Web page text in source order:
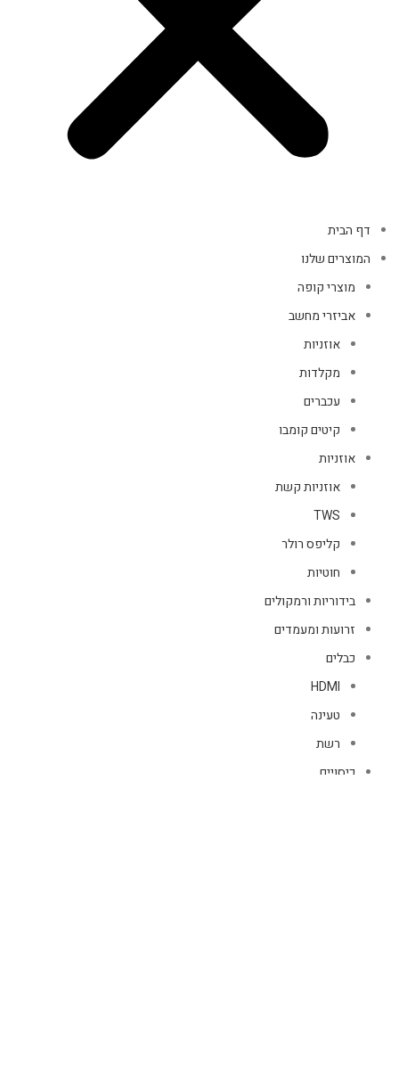
דף הבית
המוצרים שלנו
מוצרי קופה
אביזרי מחשב
אוזניות
מקלדות
עכברים
קיטים קומבו
אוזניות
אוזניות קשת
TWS
קליפס רולר
חוטיות
בידוריות ורמקולים
זרועות ומעמדים
כבלים
HDMI
טעינה
רשת
כיסויים